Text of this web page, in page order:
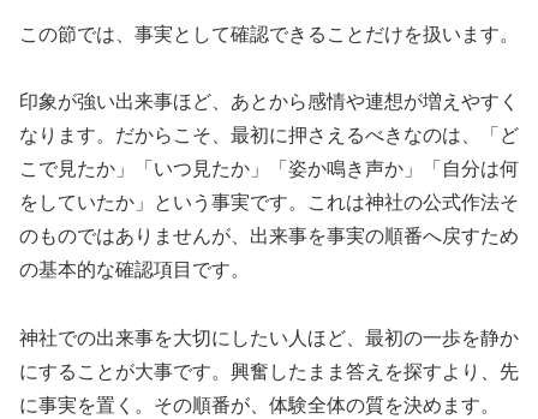
この節では、事実として確認できることだけを扱います。
印象が強い出来事ほど、あとから感情や連想が増えやすく
なります。だからこそ、最初に押さえるべきなのは、「ど
こで見たか」「いつ見たか」「姿か鳴き声か」「自分は何
をしていたか」という事実です。これは神社の公式作法そ
のものではありませんが、出来事を事実の順番へ戻すため
の基本的な確認項目です。
神社での出来事を大切にしたい人ほど、最初の一歩を静か
にすることが大事です。興奮したまま答えを探すより、先
に事実を置く。その順番が、体験全体の質を決めます。